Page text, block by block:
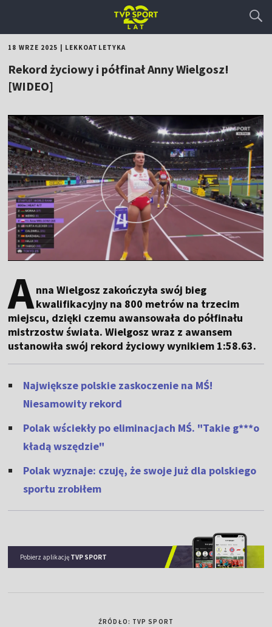
18 WRZE 2025 LEKKOATLETYKA
Rekord życiowy i półfinał Anny Wielgosz!
[WIDEO]
Anna Wielgosz zakończyła swój bieg
kwalifikacyjny na 800 metrów na trzecim
miejscu, dzięki czemu awansowała do półfinału
mistrzostw świata. Wielgosz wraz z awansem
ustanowiła swój rekord życiowy wynikiem 1:58.63.
Największe polskie zaskoczenie na MŚ!
Niesamowity rekord
Polak wściekły po eliminacjach MŚ. "Takie g***o
kładą wszędzie"
Polak wyznaje: czuję, że swoje już dla polskiego
sportu zrobiłem
Pobierz aplikację TVP SPORT
ŹRÓDŁO: TVP SPORT